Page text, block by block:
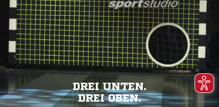
DREI UNTEN.
DREI OBEN.